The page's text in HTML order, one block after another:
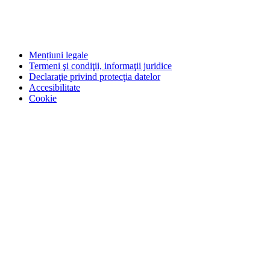
Mențiuni legale
Termeni şi condiţii, informaţii juridice
Declaraţie privind protecţia datelor
Accesibilitate
Cookie